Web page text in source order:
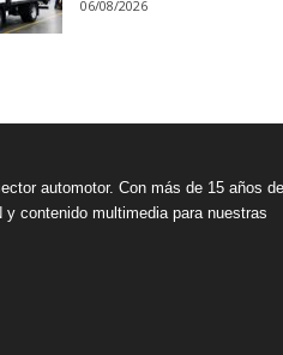
06/08/2026
automotor. Con más de 15 años de
contenido multimedia para nuestras